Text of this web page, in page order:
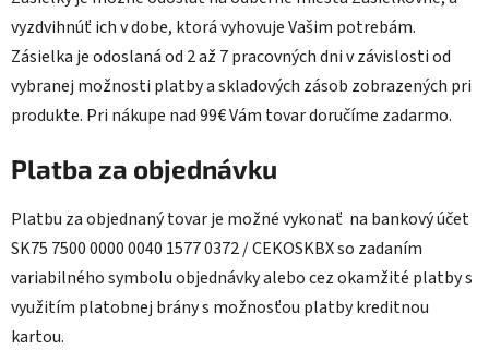
vyzdvihnúť ich v dobe, ktorá vyhovuje Vašim potrebám.
Zásielka je odoslaná od 2 až 7 pracovných dni v závislosti od
vybranej možnosti platby a skladových zásob zobrazených pri
produkte. Pri nákupe nad 99€ Vám tovar doručíme zadarmo.
Platba za objednávku
Platbu za objednaný tovar je možné vykonať na bankový účet
SK75 7500 0000 0040 1577 0372 / CEKOSKBX so zadaním
variabilného symbolu objednávky alebo cez okamžité platby s
využitím platobnej brány s možnosťou platby kreditnou
kartou.